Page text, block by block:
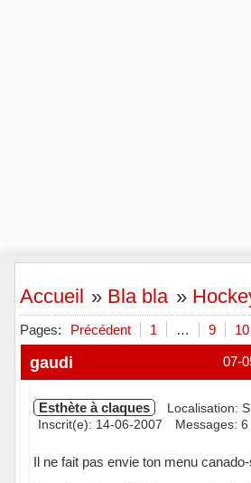
Accueil » Bla bla »
Pages: Précédent 1 … 9 10
07-
gaudi
Esthète à claques
Localisation:
Inscrit(e): 14-06-2007
Messages: 6
Il ne fait pas envie ton menu